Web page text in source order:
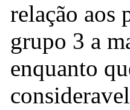
relação aos
grupo 3 a
enquanto